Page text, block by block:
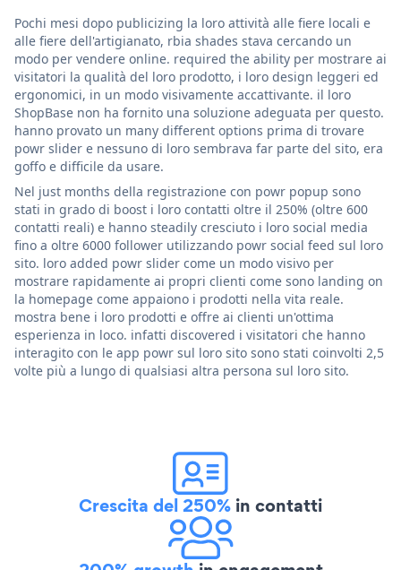
Pochi mesi dopo publicizing la loro attività alle fiere locali e
alle fiere dell'artigianato, rbia shades stava cercando un
modo per vendere online. required the ability per mostrare ai
visitatori la qualità del loro prodotto, i loro design leggeri ed
ergonomici, in un modo visivamente accattivante. il loro
ShopBase non ha fornito una soluzione adeguata per questo.
hanno provato un many different options prima di trovare
powr slider e nessuno di loro sembrava far parte del sito, era
goffo e difficile da usare.
Nel just months della registrazione con powr popup sono
stati in grado di boost i loro contatti oltre il 250% (oltre 600
contatti reali) e hanno steadily cresciuto i loro social media
fino a oltre 6000 follower utilizzando powr social feed sul loro
sito. loro added powr slider come un modo visivo per
mostrare rapidamente ai propri clienti come sono landing on
la homepage come appaiono i prodotti nella vita reale.
mostra bene i loro prodotti e offre ai clienti un'ottima
esperienza in loco. infatti discovered i visitatori che hanno
interagito con le app powr sul loro sito sono stati coinvolti 2,5
volte più a lungo di qualsiasi altra persona sul loro sito.
Crescita del 250% in contatti